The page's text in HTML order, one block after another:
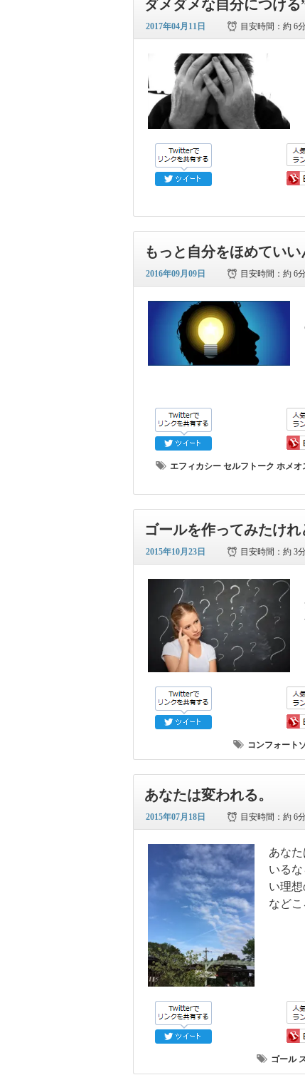
ダメダメな自分につける
2017年04月11日 目安時間：約 6
もっと自分をほめていい
2016年09月09日 目安時間：約 6
エフィカシー セルフトーク ホメオ
ゴールを作ってみたけ
2015年10月23日 目安時間：約 3
コンフォート
あなたは変われる。
2015年07月18日 目安時間：約 6
あな
いる
い理
など
ゴール